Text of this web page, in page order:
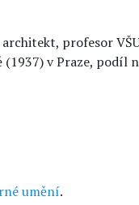
profesor
v Praze, podíl
umění.